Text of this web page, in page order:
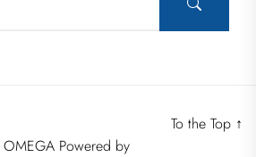
OMEGA Powered by
To the Top ↑